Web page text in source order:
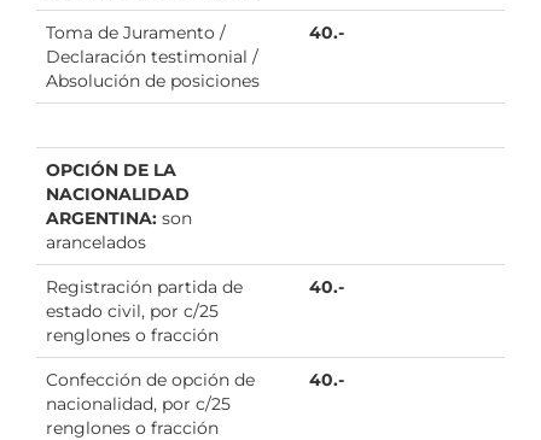
Toma de Juramento /
Declaración testimonial /
Absolución de posiciones
40.-
OPCIÓN DE LA
NACIONALIDAD
ARGENTINA: son
arancelados
Registración partida de
estado civil, por c/25
renglones o fracción
40.-
Confección de opción de
nacionalidad, por c/25
renglones o fracción
40.-